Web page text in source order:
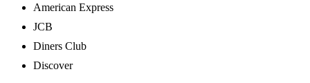
American Express
JCB
Diners Club
Discover